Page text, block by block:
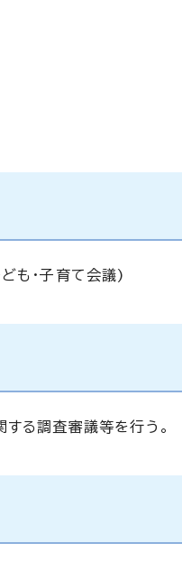
も・子育て会議)
る調査審議等を行う。